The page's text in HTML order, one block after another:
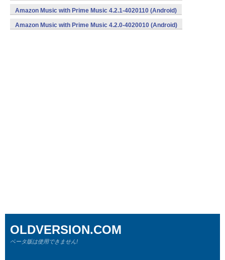
Amazon Music with Prime Music 4.2.1-4020110 (Android)
Amazon Music with Prime Music 4.2.0-4020010 (Android)
OLDVERSION.COM
ベータ版は使用できません!